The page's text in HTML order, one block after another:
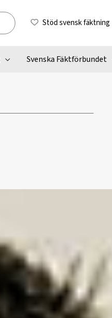
Stöd svensk fäktning
Svenska Fäktförbundet